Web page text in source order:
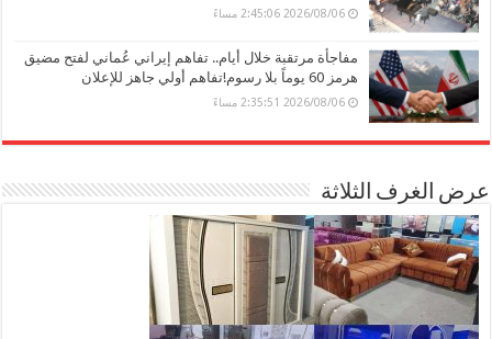
2026/08/06 2:45:06 مساءً
مفاجأة مرتقبة خلال أيام.. تفاهم إيراني عُماني لفتح مضيق
هرمز 60 يوماً بلا رسوم!تفاهم أولي جاهز للإعلان
2026/08/06 2:35:51 مساءً
عرض الغرف الثلاثة